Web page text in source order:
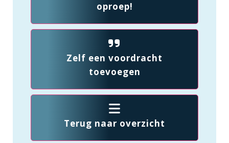
oproep!
Zelf een voordracht
toevoegen
Terug naar overzicht